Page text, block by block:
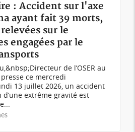
: Accident sur l'axe
ayant fait 39 morts,
sur le
engagées par le
de l’OSER au
ce mercredi
13 juillet 2026, un accident
extrême gravité est